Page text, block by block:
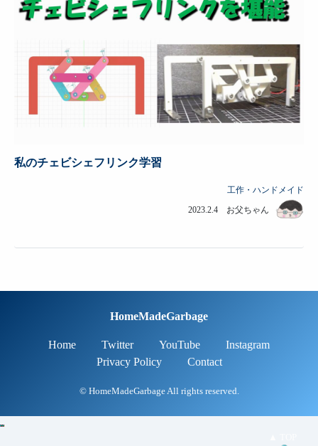
私のチェビシェフリンク学習
工作・ハンドメイド
2023.2.4 お父ちゃん
HomeMadeGarbage
Home Twitter YouTube
Instagram
Privacy Policy
Contact
© HomeMadeGarbage All rights reserved.